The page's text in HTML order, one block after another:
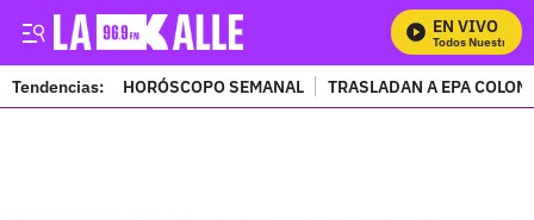
EN VIVO
Mira Todos Nuestros
Tendencias: HORÓSCOPO SEMANAL TRASLADAN A EPA